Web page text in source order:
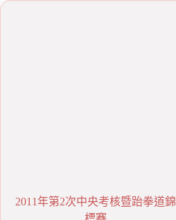
2011年第2次中央考核暨跆拳道錦